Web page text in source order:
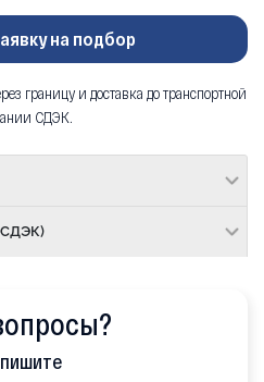
на подбор
границу и доставка до транспортной
СДЭК.
СДЭК)